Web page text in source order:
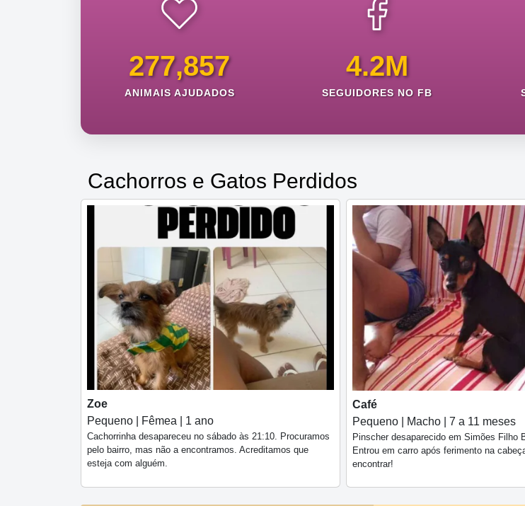
277,857
ANIMAIS AJUDADOS
4.2M
SEGUIDORES NO FB
Cachorros e Gatos Perdidos
Zoe
Pequeno | Fêmea | 1 ano
Cachorrinha desapareceu no sábado às 21:10. Procuramos
pelo bairro, mas não a encontramos. Acreditamos que
esteja com alguém.
Café
Pequeno | Macho | 7 a 11 meses
Pinscher desaparecido em Simões Filho
Entrou em carro após ferimento na
encontrar!